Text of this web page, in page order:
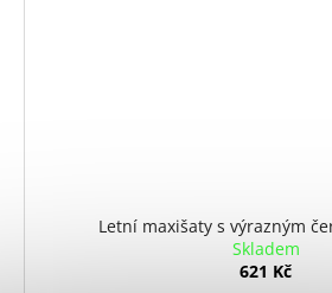
Letní maxišaty s výrazným
Skladem
621 Kč